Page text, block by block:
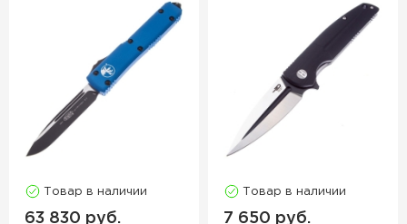
Товар в наличии
63 830 руб.
Товар в наличии
7 650 руб.